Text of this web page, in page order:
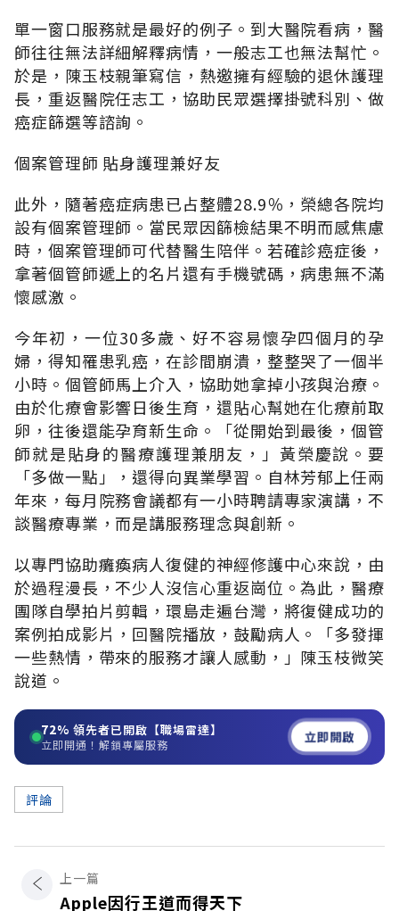
單一窗口服務就是最好的例子。到大醫院看病，醫
師往往無法詳細解釋病情，一般志工也無法幫忙。
於是，陳玉枝親筆寫信，熱邀擁有經驗的退休護理
長，重返醫院任志工，協助民眾選擇掛號科別、做
癌症篩選等諮詢。
個案管理師 貼身護理兼好友
此外，隨著癌症病患已占整體28.9％，榮總各院均
設有個案管理師。當民眾因篩檢結果不明而感焦慮
時，個案管理師可代替醫生陪伴。若確診癌症後，
拿著個管師遞上的名片還有手機號碼，病患無不滿
懷感激。
今年初，一位30多歲、好不容易懷孕四個月的孕
婦，得知罹患乳癌，在診間崩潰，整整哭了一個半
小時。個管師馬上介入，協助她拿掉小孩與治療。
由於化療會影響日後生育，還貼心幫她在化療前取
卵，往後還能孕育新生命。「從開始到最後，個管
師就是貼身的醫療護理兼朋友，」黃榮慶說。要
「多做一點」，還得向異業學習。自林芳郁上任兩
年來，每月院務會議都有一小時聘請專家演講，不
談醫療專業，而是講服務理念與創新。
以專門協助癱瘓病人復健的神經修護中心來說，由
於過程漫長，不少人沒信心重返崗位。為此，醫療
團隊自學拍片剪輯，環島走遍台灣，將復健成功的
案例拍成影片，回醫院播放，鼓勵病人。「多發揮
一些熱情，帶來的服務才讓人感動，」陳玉枝微笑
說道。
72% 領先者已開啟【職場雷達】
立即開通！解鎖專屬服務 立即開啟
評論
上一篇
Apple因行王道而得天下